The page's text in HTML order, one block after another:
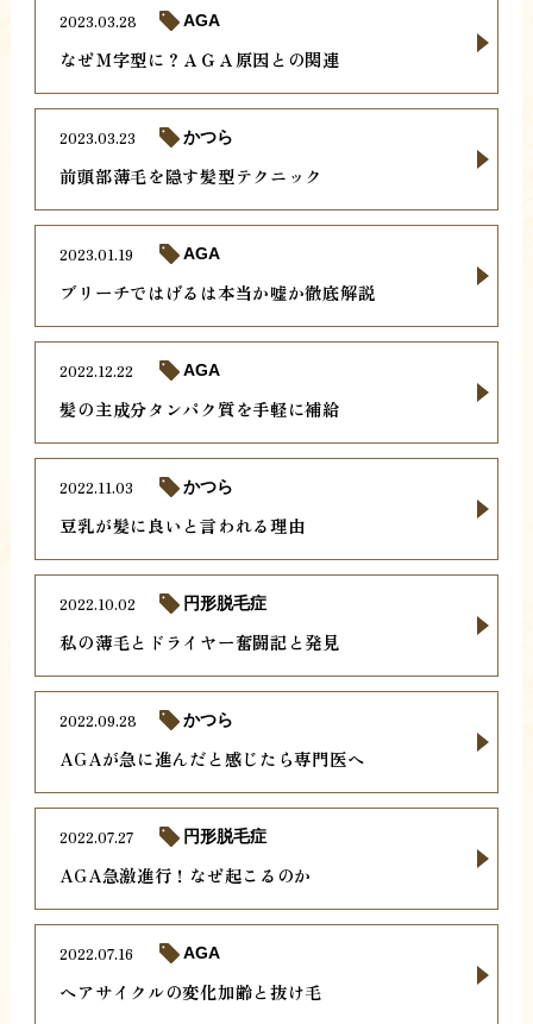
なぜＭ字型に？ＡＧＡ原因との関連
2023.03.28 AGA
前頭部薄毛を隠す髪型テクニック
2023.03.23 かつら
ブリーチではげるは本当か嘘か徹底解説
2023.01.19 AGA
髪の主成分タンパク質を手軽に補給
2022.12.22 AGA
豆乳が髪に良いと言われる理由
2022.11.03 かつら
私の薄毛とドライヤー奮闘記と発見
2022.10.02 円形脱毛症
AGAが急に進んだと感じたら専門医へ
2022.09.28 かつら
AGA急激進行！なぜ起こるのか
2022.07.27 円形脱毛症
ヘアサイクルの変化加齢と抜け毛
2022.07.16 AGA